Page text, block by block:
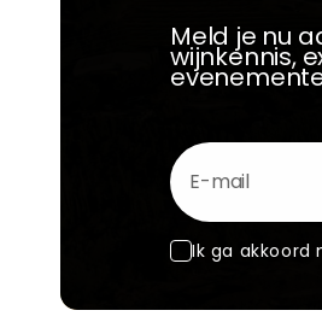
Meld je nu
wijnkennis,
E-mail
Ik ga akkoord